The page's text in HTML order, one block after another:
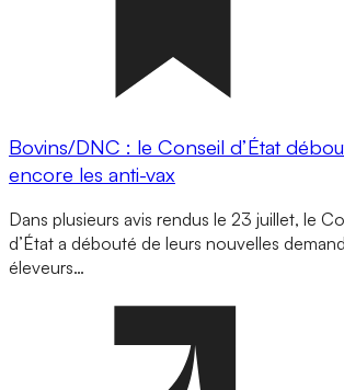
Bovins/DNC : le Conseil d’État
encore les anti-vax
Dans plusieurs avis rendus le 23 juillet, le
d’État a débouté de leurs nouvelles
éleveurs…